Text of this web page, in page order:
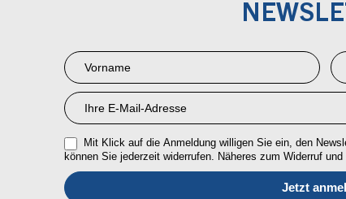
Newsletter
Anmeldung
RMI
Mit Klick auf die Anmeldung willigen Sie ein, den
können Sie jederzeit widerrufen. Näheres zum Widerruf